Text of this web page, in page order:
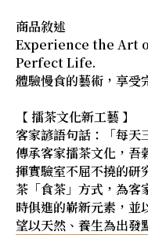
商品敘述
Experience the Art
Perfect Life.
體驗慢食的藝術，享受
【 擂茶文化新工藝 】
客家諺語句話：「每天
傳承客家擂茶文化，吾
揮實驗室不屈不撓的研
茶「食茶」方式，為客
時俱進的嶄新元素，並
望以天然、養生為出發